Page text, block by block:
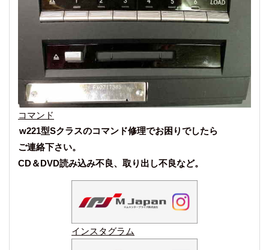
コマンド
w221型Sクラスのコマンド修理でお困りでしたら
ご連絡下さい。
CD＆DVD読み込み不良、取り出し不良など。
インスタグラム